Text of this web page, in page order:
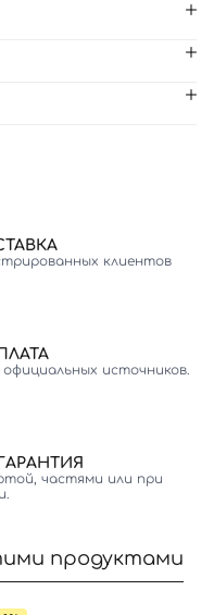
клиентов
официальных источников.
частями или при
продуктами